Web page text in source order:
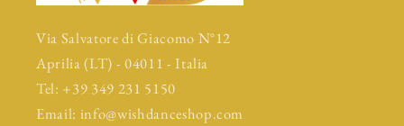
Via Salvatore di Giacomo N°12
Aprilia (LT) - 04011 - Italia
Tel: +39 349 231 5150
Email: info@wishdanceshop.com